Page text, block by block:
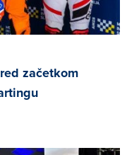
začetkom